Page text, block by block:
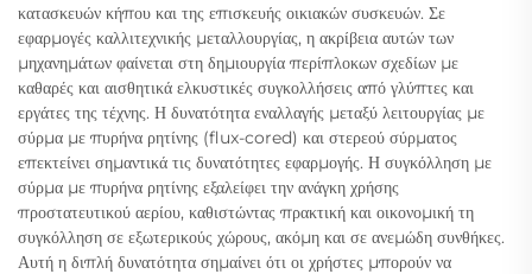
κατασκευών κήπου και της επισκευής οικιακών συσκευών. Σε
εφαρμογές καλλιτεχνικής μεταλλουργίας, η ακρίβεια αυτών των
μηχανημάτων φαίνεται στη δημιουργία περίπλοκων σχεδίων με
καθαρές και αισθητικά ελκυστικές συγκολλήσεις από γλύπτες και
εργάτες της τέχνης. Η δυνατότητα εναλλαγής μεταξύ λειτουργίας με
σύρμα με πυρήνα ρητίνης (flux-cored) και στερεού σύρματος
επεκτείνει σημαντικά τις δυνατότητες εφαρμογής. Η συγκόλληση με
σύρμα με πυρήνα ρητίνης εξαλείφει την ανάγκη χρήσης
προστατευτικού αερίου, καθιστώντας πρακτική και οικονομική τη
συγκόλληση σε εξωτερικούς χώρους, ακόμη και σε ανεμώδη συνθήκες.
Αυτή η διπλή δυνατότητα σημαίνει ότι οι χρήστες μπορούν να